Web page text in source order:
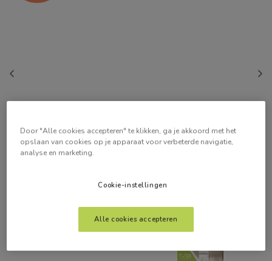
Door "Alle cookies accepteren" te klikken, ga je akkoord met het
opslaan van cookies op je apparaat voor verbeterde navigatie,
analyse en marketing.
Cookie-instellingen
Alle cookies accepteren